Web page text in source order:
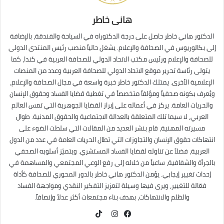
هانى خاطر
الدكتور هاني خاطر حاصل على درجة الدكتوراه في السياحة والفندقة، بالإضافة
إلى بكالوريوس في الصحافة والإعلام. يشغل حالياً منصب رئيس المنتدى الدولى
للصحافة والإعلام ورئيس مكتب الاتحاد الدولي للصحافة العربية في كندا، كما
يتولى رئاسة تحرير موقع الاتحاد الدولي للصحافة العربية وعدد من المنصات
الإعلامية الأخرى. يمتلك الدكتور خاطر خبرة واسعة في مجال الصحافة والإعلام،
ويُعرف بكونه صحفياً ومؤلفاً متخصصاً في تغطية قضايا الفساد وحقوق الإنسان
والحريات العامة. يركز في أعماله على إبراز القضايا الجوهرية التي تمس العالم
العربي، لا سيما تلك المتعلقة بالعدالة الاجتماعية والحقوق المدنية. طوال
مسيرته المهنية، قام بنشر العديد من المقالات التي سلطت الضوء على
انتهاكات حقوق الإنسان والتجاوزات التي تطال الحريات العامة في عدد من الدول
العربية، فضلاً عن تناوله لقضايا الفساد المستشري. ويتميّز أسلوبه الصحفي
بالجرأة والشفافية، ساعياً من خلاله إلى رفع الوعي المجتمعي والمساهمة في
إحداث تغيير إيجابي. يؤمن الدكتور هاني خاطر بالدور المحوري للصحافة كأداة
فعّالة للتغيير، ويرى فيها وسيلة لتعزيز التفكير النقدي ومواجهة الفساد
والظلم والانتهاكات، بهدف بناء مجتمعات أكثر عدلاً وإنصافاً.